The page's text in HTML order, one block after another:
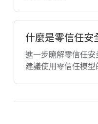
什麼是零信任安
進一步瞭解零信任
建議使用零信任模型